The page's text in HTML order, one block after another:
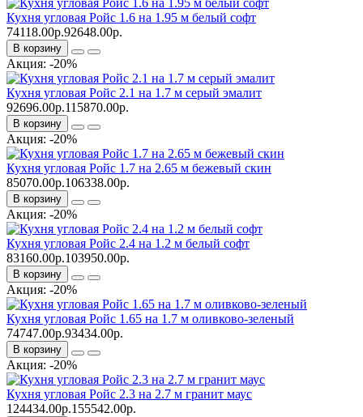
Кухня угловая Ройс 1.6 на 1.95 м белый софт
74118.00р.92648.00р.
В корзину
Акция: -20%
Кухня угловая Ройс 2.1 на 1.7 м серый эмалит
92696.00р.115870.00р.
В корзину
Акция: -20%
Кухня угловая Ройс 1.7 на 2.65 м бежевый скин
85070.00р.106338.00р.
В корзину
Акция: -20%
Кухня угловая Ройс 2.4 на 1.2 м белый софт
83160.00р.103950.00р.
В корзину
Акция: -20%
Кухня угловая Ройс 1.65 на 1.7 м оливково-зеленый
74747.00р.93434.00р.
В корзину
Акция: -20%
Кухня угловая Ройс 2.3 на 2.7 м гранит маус
124434.00р.155542.00р.